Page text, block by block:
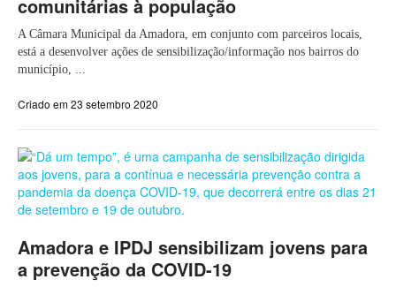
comunitárias à população
A Câmara Municipal da Amadora, em conjunto com parceiros locais,
está a desenvolver ações de sensibilização/informação nos bairros do
município, ...
Criado em 23 setembro 2020
Amadora e IPDJ sensibilizam jovens para
a prevenção da COVID-19